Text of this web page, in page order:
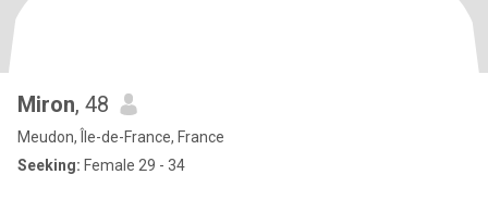
Miron, 48
Meudon, Île-de-France, France
Seeking: Female 29 - 34